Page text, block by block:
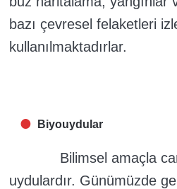
bazı çevresel felaketleri
kullanılmaktadırlar.
Biyouydular
Bilimsel amaçla
uydulardır. Günümüzde